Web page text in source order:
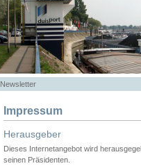
Newsletter
Impressum
Herausgeber
Dieses Internetangebot wird
seinen Präsidenten.